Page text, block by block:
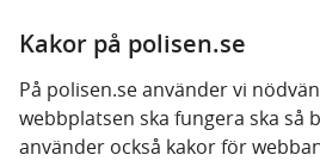
Kakor på polisen.se
På polisen.se använder vi
webbplatsen ska fungera ska så
använder också kakor för